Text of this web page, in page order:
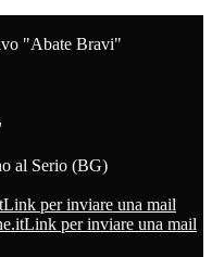
"Abate Bravi"
al Serio (BG)
Link per inviare una mail
Link per inviare una mail